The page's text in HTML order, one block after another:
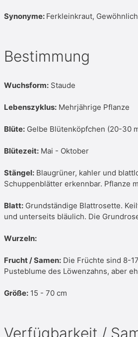
Synonyme: Ferkleinkraut,
Bestimmung
Wuchsform: Staude
Lebenszyklus: Mehrjährige Pflanze
Blüte: Gelbe Blütenköpfchen (20-30
Blütezeit: Mai - Oktober
Stängel: Blaugrüner, kahler und
Schuppenblätter erkennbar. Pflanze
Blatt: Grundständige Blattrosette.
und unterseits bläulich. Die
Wurzeln:
Frucht / Samen: Die Früchte sind 8-
Pusteblume des Löwenzahns, aber
Größe: 15 - 70 cm
Verfügbarkeit /